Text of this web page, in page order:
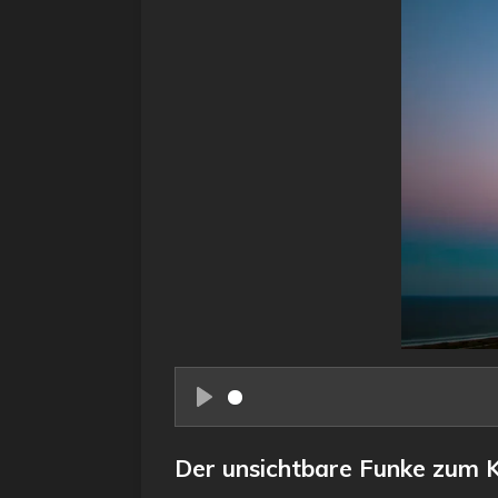
P
a
Der unsichtbare Funke zum